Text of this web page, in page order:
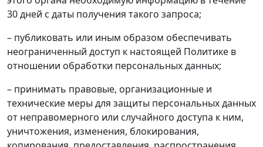
30 дней с даты получения такого запроса;
– публиковать или иным образом обеспечивать
неограниченный доступ к настоящей Политике в
отношении обработки персональных данных;
– принимать правовые, организационные и
технические меры для защиты персональных данных
от неправомерного или случайного доступа к ним,
уничтожения, изменения, блокирования,